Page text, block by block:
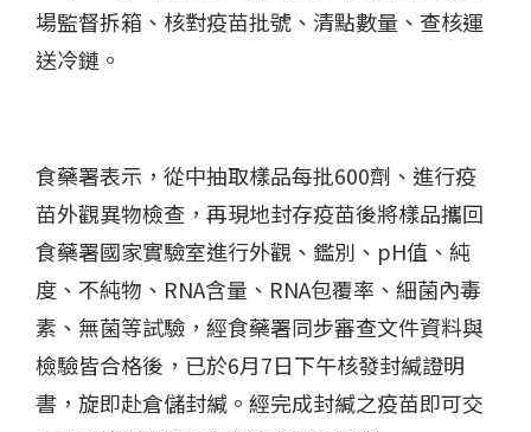
場監督拆箱、核對疫苗批號、清點數量、查核運
送冷鏈。
食藥署表示，從中抽取樣品每批600劑、進行疫
苗外觀異物檢查，再現地封存疫苗後將樣品攜回
食藥署國家實驗室進行外觀、鑑別、pH值、純
度、不純物、RNA含量、RNA包覆率、細菌內毒
素、無菌等試驗，經食藥署同步審查文件資料與
檢驗皆合格後，已於6月7日下午核發封緘證明
書，旋即赴倉儲封緘。經完成封緘之疫苗即可交